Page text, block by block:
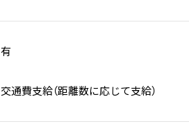
有
交通費支給（距離数に応じて支給）